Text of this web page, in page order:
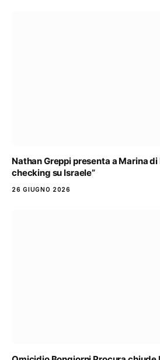
Nathan Greppi presenta a Marina
checking su Israele”
26 GIUGNO 2026